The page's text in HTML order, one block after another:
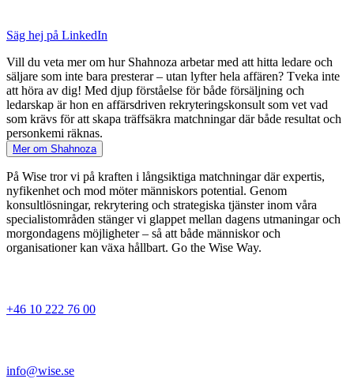
Säg hej på LinkedIn
Vill du veta mer om hur Shahnoza arbetar med att hitta ledare och
säljare som inte bara presterar – utan lyfter hela affären? Tveka inte
att höra av dig! Med djup förståelse för både försäljning och
ledarskap är hon en affärsdriven rekryteringskonsult som vet vad
som krävs för att skapa träffsäkra matchningar där både resultat och
personkemi räknas.
Mer om Shahnoza
På Wise tror vi på kraften i långsiktiga matchningar där expertis,
nyfikenhet och mod möter människors potential. Genom
konsultlösningar, rekrytering och strategiska tjänster inom våra
specialistområden stänger vi glappet mellan dagens utmaningar och
morgondagens möjligheter – så att både människor och
organisationer kan växa hållbart. Go the Wise Way.
+46 10 222 76 00
info@wise.se